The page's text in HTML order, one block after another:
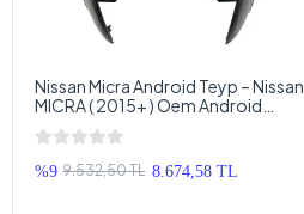
Nissan Micra Android Teyp – Nissan
MICRA ( 2015+ ) Oem Android
Multimedya – Nissan Micra Android
Double Teyp
%9 9.532,50 TL 8.674,58 TL